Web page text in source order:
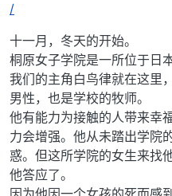
/
十一月，冬天的开始。
桐原女子学院是一所位于日
我们的主角白鸟律就在这里
男性，也是学校的牧师。
他有能力为接触的人带来幸
力会增强。他从未踏出学院
惑。但这所学院的女生来找
他答应了。